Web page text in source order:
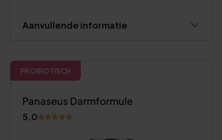
Aanvullende informatie
PROBIOTISCH
Panaseus Darmformule
5.0